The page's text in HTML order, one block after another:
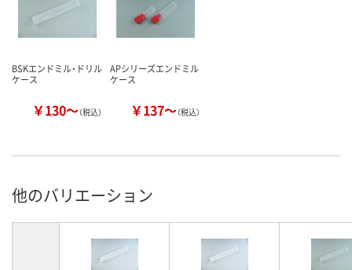
BSKエンドミル・ドリル
ケース
￥130～（税込）
APシリーズエンドミル
ケース
￥137～（税込）
他のバリエーション